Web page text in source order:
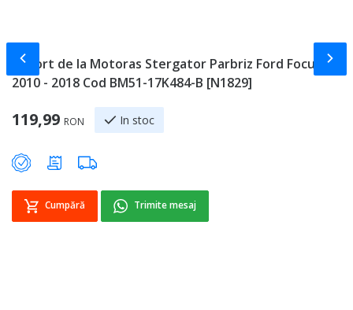
Suport de la Motoras Stergator Parbriz Ford Focus 3
2010 - 2018 Cod BM51-17K484-B [N1829]
119,99 RON In stoc
Cumpără Trimite mesaj
Slide-ul anterior